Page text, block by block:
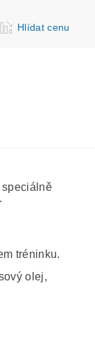
Hlídat cenu
speciálně
tréninku.
olej,